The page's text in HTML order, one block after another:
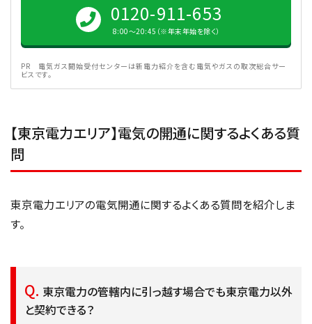
0120-911-653
8:00〜20:45（※年末年始を除く）
PR 電気ガス開始受付センターは新電力紹介を含む電気やガスの取次総合サー
ビスです。
【東京電力エリア】電気の開通に関するよくある質
問
東京電力エリアの電気開通に関するよくある質問を紹介しま
す。
東京電力の管轄内に引っ越す場合でも東京電力以外
と契約できる？